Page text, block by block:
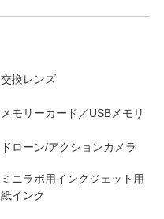
交換レンズ
メモリーカード／USBメモリ
ドローン/アクションカメラ
ミニラボ用インクジェット用
紙インク